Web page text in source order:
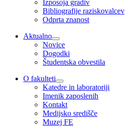
Izposoja gradiv
Bibliografije raziskovalcev
Odprta znanost
Aktualno
Novice
Dogodki
Študentska obvestila
O fakulteti
Katedre in laboratoriji
Imenik zaposlenih
Kontakt
Medijsko središče
Muzej FE